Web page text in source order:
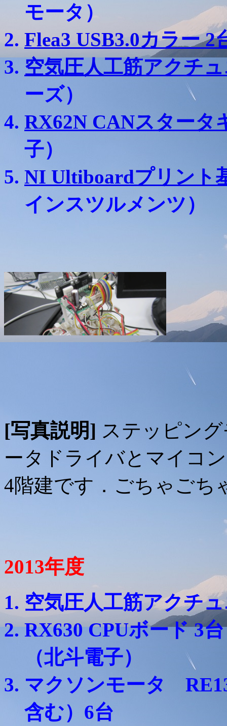
モータ）
Flea3 USB3.0カラー 2
空気圧人工筋アクチ
ーズ）
RX62N CANスター
子）
NI Ultiboardプリント
インスツルメンツ）
[写真説明] ステッピン
ータドライバとマイコ
4階建です．ごちゃごち
2013年度
空気圧人工筋アクチ
RX630 CPUボード 3
（北斗電子）
マクソンモータ
含む）6台